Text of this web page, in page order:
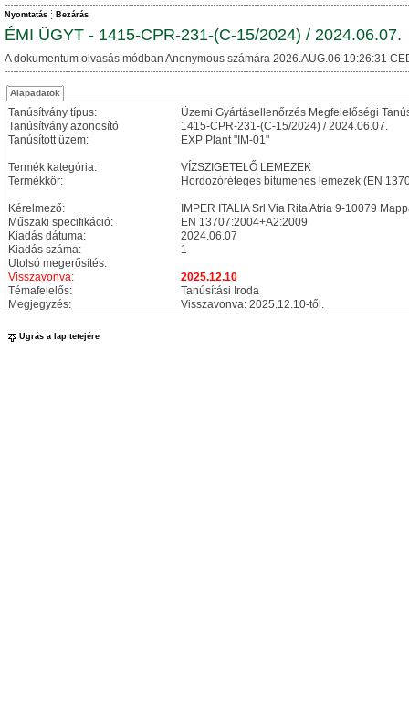
Nyomtatás Bezárás
ÉMI ÜGYT - 1415-CPR-231-(C-15/2024) / 2024.06.07.
A dokumentum olvasás módban Anonymous számára 2026.AUG.06 19:26:31
Alapadatok
Tanúsítvány típus:
Üzemi Gyártásellenőrzés Megfelelőségi
Tanúsítvány azonosító
1415-CPR-231-(C-15/2024) / 2024.06.07.
Tanúsított üzem:
EXP Plant "IM-01"
Termék kategória:
VÍZSZIGETELŐ LEMEZEK
Termékkör:
Hordozóréteges bitumenes lemezek (EN
Kérelmező:
IMPER ITALIA Srl Via Rita Atria 9-10079
Műszaki specifikáció:
EN 13707:2004+A2:2009
Kiadás dátuma:
2024.06.07
Kiadás száma:
1
Utolsó megerősítés:
Visszavonva:
2025.12.10
Témafelelős:
Tanúsítási Iroda
Megjegyzés:
Visszavonva: 2025.12.10-től.
Ugrás a lap tetejére